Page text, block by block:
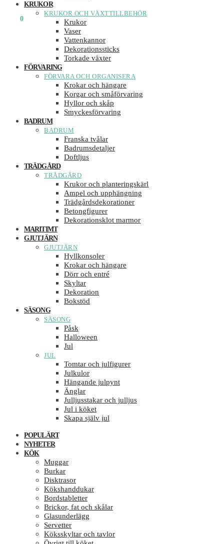
0
KRUKOR
KRUKOR OCH VÄXTTILLBEHÖR
Krukor
Vaser
Vattenkannor
Dekorationssticks
Torkade växter
FÖRVARING
FÖRVARA OCH ORGANISERA
Krokar och hängare
Korgar och småförvaring
Hyllor och skåp
Smyckesförvaring
BADRUM
BADRUM
Franska tvålar
Badrumsdetaljer
Doftljus
TRÄDGÅRD
TRÄDGÅRD
Krukor och planteringskärl
Ampel och upphängning
Trädgårdsdekorationer
Betongfigurer
Dekorationsklot marmor
MARITIMT
GJUTJÄRN
GJUTJÄRN
Hyllkonsoler
Krokar och hängare
Dörr och entré
Skyltar
Dekoration
Bokstöd
SÄSONG
SÄSONG
Påsk
Halloween
Jul
JUL
Tomtar och julfigurer
Julkulor
Hängande julpynt
Änglar
Julljusstakar och julljus
Jul i köket
Skapa själv jul
POPULÄRT
NYHETER
KÖK
Muggar
Burkar
Disktrasor
Kökshanddukar
Bordstabletter
Brickor, fat och skålar
Glasunderlägg
Servetter
Köksskyltar och tavlor